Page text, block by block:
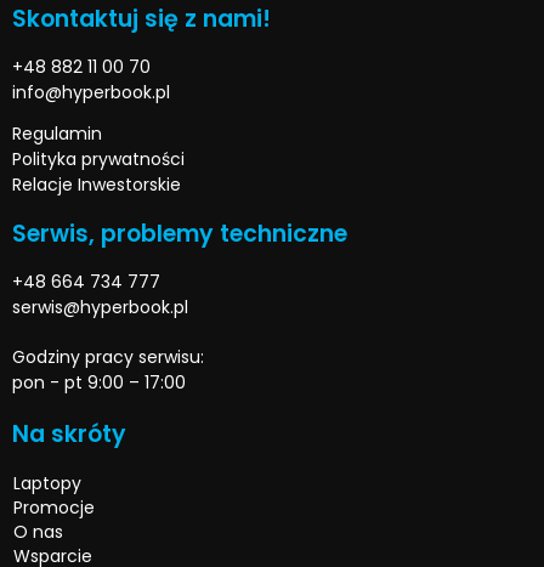
Skontaktuj się z nami!
+48 882 11 00 70
info@hyperbook.pl
Regulamin
Polityka prywatności
Relacje Inwestorskie
Serwis, problemy techniczne
+48 664 734 777
serwis@hyperbook.pl
Godziny pracy serwisu:
pon - pt 9:00 – 17:00
Na skróty
Laptopy
Promocje
O nas
Wsparcie